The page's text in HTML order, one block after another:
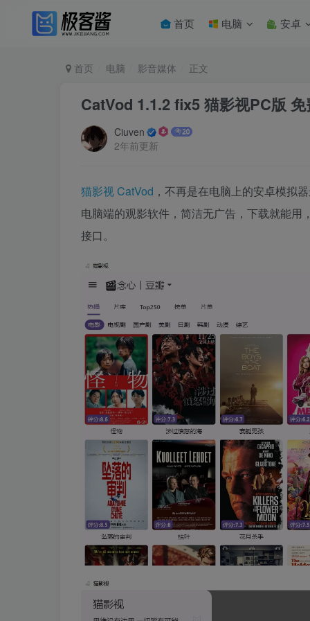
首页 电脑 安卓
首页 电脑 影音媒体 正文
CatVod 1.1.2 fix5 猫影视PC版
Ciuven
2年前更新
猫影视 CatVod ，不再是在电脑上的安卓模拟
电脑端的观影软件，简洁无广告，下载就能
接口。